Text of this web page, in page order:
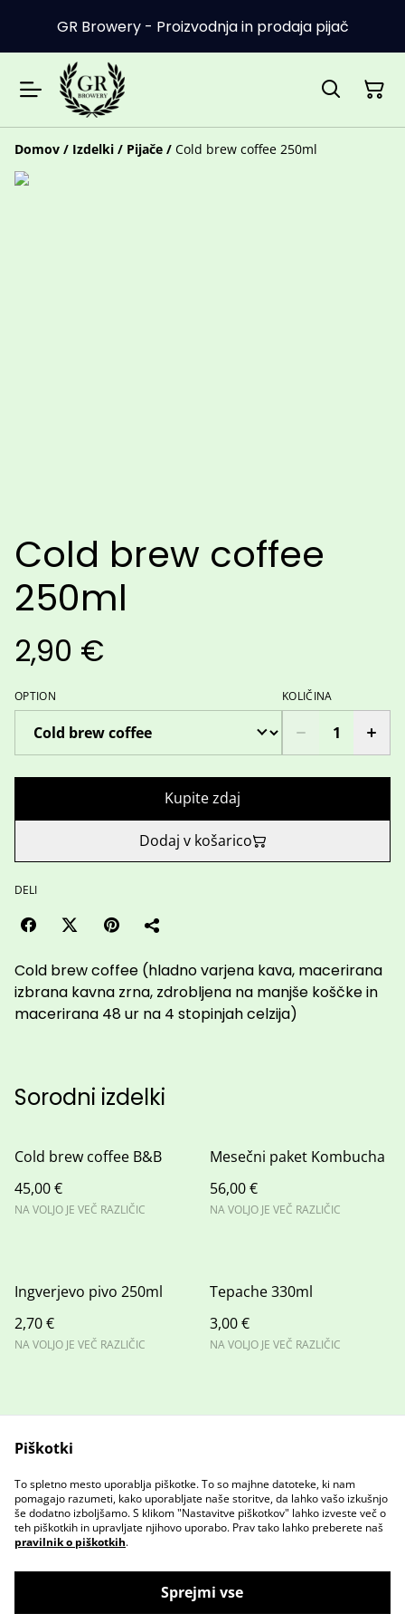
GR Browery - Proizvodnja in prodaja pijač
Domov / Izdelki / Pijače / Cold brew coffee 250ml
Cold brew coffee
250ml
2,90 €
OPTION KOLIČINA
Kupite zdaj
Dodaj v košarico
DELI
Cold brew coffee (hladno varjena kava, macerirana
izbrana kavna zrna, zdrobljena na manjše koščke in
macerirana 48 ur na 4 stopinjah celzija)
Sorodni izdelki
Cold brew coffee B&B
45,00 €
NA VOLJO JE VEČ RAZLIČIC
Mesečni paket Kombucha
56,00 €
NA VOLJO JE VEČ RAZLIČIC
Ingverjevo pivo 250ml
2,70 €
NA VOLJO JE VEČ RAZLIČIC
Tepache 330ml
3,00 €
NA VOLJO JE VEČ RAZLIČIC
Stopite v stik z nami
Pravni pogoji
Pravilnik o zasebnosti Pravilnik o piškotkih
Piškotki
To spletno mesto uporablja piškotke. To so majhne datoteke, ki nam
pomagajo razumeti, kako uporabljate naše storitve, da lahko vašo izkušnjo
še dodatno izboljšamo. S klikom "Nastavitve piškotkov" lahko izveste več o
teh piškotkih in upravljate njihovo uporabo. Prav tako lahko preberete naš
pravilnik o piškotkih.
Sprejmi vse